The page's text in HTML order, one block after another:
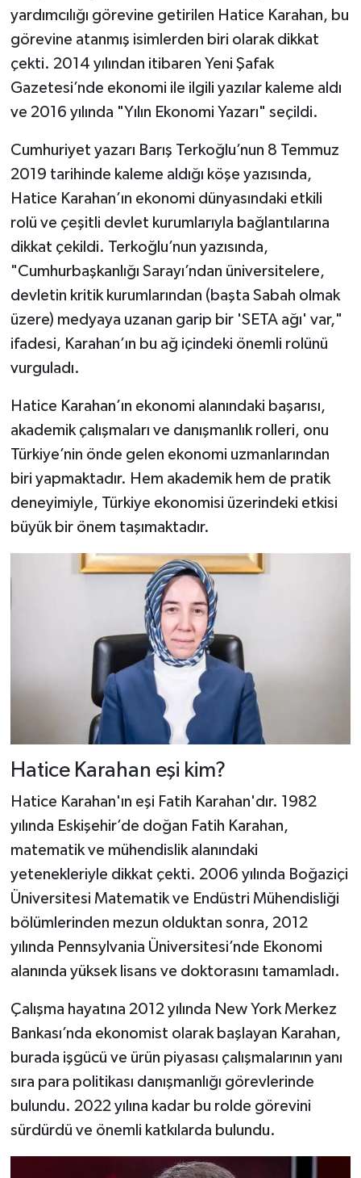
yardımcılığı görevine getirilen Hatice Karahan, bu
görevine atanmış isimlerden biri olarak dikkat
çekti. 2014 yılından itibaren Yeni Şafak
Gazetesi’nde ekonomi ile ilgili yazılar kaleme aldı
ve 2016 yılında "Yılın Ekonomi Yazarı" seçildi.
Cumhuriyet yazarı Barış Terkoğlu’nun 8 Temmuz
2019 tarihinde kaleme aldığı köşe yazısında,
Hatice Karahan’ın ekonomi dünyasındaki etkili
rolü ve çeşitli devlet kurumlarıyla bağlantılarına
dikkat çekildi. Terkoğlu’nun yazısında,
"Cumhurbaşkanlığı Sarayı’ndan üniversitelere,
devletin kritik kurumlarından (başta Sabah olmak
üzere) medyaya uzanan garip bir 'SETA ağı' var,"
ifadesi, Karahan’ın bu ağ içindeki önemli rolünü
vurguladı.
Hatice Karahan’ın ekonomi alanındaki başarısı,
akademik çalışmaları ve danışmanlık rolleri, onu
Türkiye’nin önde gelen ekonomi uzmanlarından
biri yapmaktadır. Hem akademik hem de pratik
deneyimiyle, Türkiye ekonomisi üzerindeki etkisi
büyük bir önem taşımaktadır.
Hatice Karahan eşi kim?
Hatice Karahan'ın eşi Fatih Karahan'dır. 1982
yılında Eskişehir’de doğan Fatih Karahan,
matematik ve mühendislik alanındaki
yetenekleriyle dikkat çekti. 2006 yılında Boğaziçi
Üniversitesi Matematik ve Endüstri Mühendisliği
bölümlerinden mezun olduktan sonra, 2012
yılında Pennsylvania Üniversitesi’nde Ekonomi
alanında yüksek lisans ve doktorasını tamamladı.
Çalışma hayatına 2012 yılında New York Merkez
Bankası’nda ekonomist olarak başlayan Karahan,
burada işgücü ve ürün piyasası çalışmalarının yanı
sıra para politikası danışmanlığı görevlerinde
bulundu. 2022 yılına kadar bu rolde görevini
sürdürdü ve önemli katkılarda bulundu.